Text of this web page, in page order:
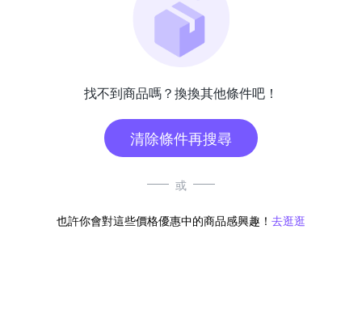
找不到商品嗎？換換其他條件吧！
清除條件再搜尋
或
也許你會對這些價格優惠中的商品感興趣！ 去逛逛